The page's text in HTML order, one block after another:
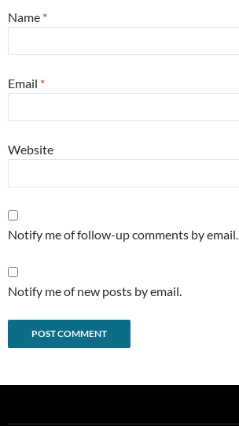
Name *
Email *
Website
Notify me of follow-up comments by email.
Notify me of new posts by email.